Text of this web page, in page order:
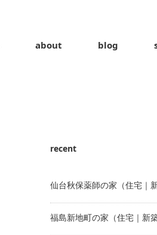
about blog
recent
仙台秋保薬師の家（住宅｜
福島新地町の家（住宅｜新築